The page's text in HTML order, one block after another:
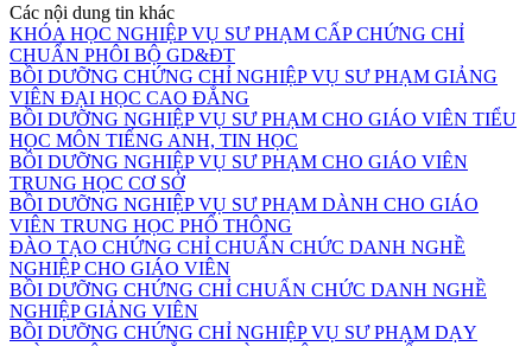
Các nội dung tin khác
KHÓA HỌC NGHIỆP VỤ SƯ PHẠM CẤP CHỨNG CHỈ
CHUẨN PHÔI BỘ GD&ĐT
BỒI DƯỠNG CHỨNG CHỈ NGHIỆP VỤ SƯ PHẠM GIẢNG
VIÊN ĐẠI HỌC CAO ĐẲNG
BỒI DƯỠNG NGHIỆP VỤ SƯ PHẠM CHO GIÁO VIÊN TIỂU
HỌC MÔN TIẾNG ANH, TIN HỌC
BỒI DƯỠNG NGHIỆP VỤ SƯ PHẠM CHO GIÁO VIÊN
TRUNG HỌC CƠ SỞ
BỒI DƯỠNG NGHIỆP VỤ SƯ PHẠM DÀNH CHO GIÁO
VIÊN TRUNG HỌC PHỔ THÔNG
ĐÀO TẠO CHỨNG CHỈ CHUẨN CHỨC DANH NGHỀ
NGHIỆP CHO GIÁO VIÊN
BỒI DƯỠNG CHỨNG CHỈ CHUẨN CHỨC DANH NGHỀ
NGHIỆP GIẢNG VIÊN
BỒI DƯỠNG CHỨNG CHỈ NGHIỆP VỤ SƯ PHẠM DẠY